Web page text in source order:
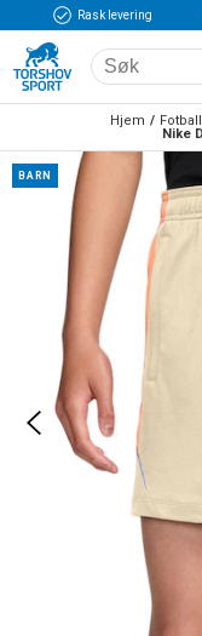
Rask levering
Hjem Fotball
BARN